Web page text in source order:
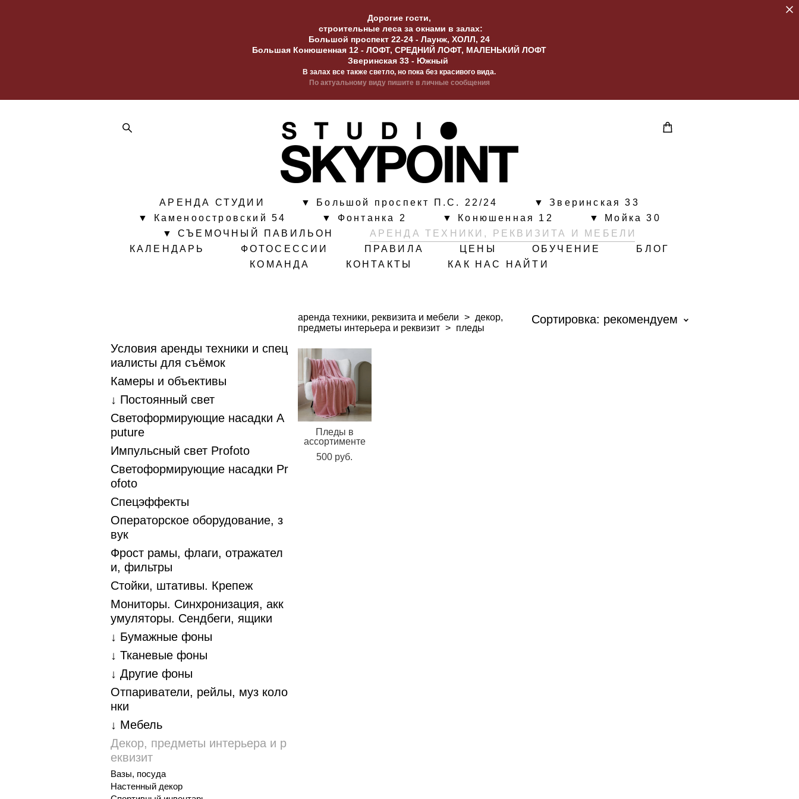
Дорогие гости,
строительные леса за окнами в залах:
Большой проспект 22-24 - Лаунж, ХОЛЛ, 24
Большая Конюшенная 12 - ЛОФТ, СРЕДНИЙ ЛОФТ, МАЛЕНЬКИЙ ЛОФТ
Зверинская 33 - Южный
В залах все также светло, но пока без красивого вида.
По актуальному виду пишите в личные сообщения
АРЕНДА СТУДИИ ▼ Большой проспект П.С. 22/24
▼ Зверинская 33
▼ Каменоостровский 54
▼ Фонтанка 2 ▼ Конюшенная 12
▼ Мойка 30
▼ СЪЕМОЧНЫЙ ПАВИЛЬОН
АРЕНДА ТЕХНИКИ, РЕКВИЗИТА И МЕБЕЛИ
КАЛЕНДАРЬ
ФОТОСЕССИИ ПРАВИЛА ЦЕНЫ ОБУЧЕНИЕ
БЛОГ
КОМАНДА
КОНТАКТЫ КАК НАС НАЙТИ
Условия аренды техники и спец
иалисты для съёмок
Камеры и объективы
↓ Постоянный свет
Светоформирующие насадки A
puture
Импульсный свет Profoto
Светоформирующие насадки Pr
ofoto
Спецэффекты
Операторское оборудование, з
вук
Фрост рамы, флаги, отражател
и, фильтры
Стойки, штативы. Крепеж
Мониторы. Синхронизация, акк
умуляторы. Cендбеги, ящики
↓ Бумажные фоны
↓ Тканевые фоны
↓ Другие фоны
Отпариватели, рейлы, муз коло
нки
↓ Мебель
Декор, предметы интерьера и р
еквизит
Вазы, посуда
Настенный декор
аренда техники, реквизита и мебели > декор,
предметы интерьера и реквизит > пледы
Сортировка: рекомендуем
Пледы в
ассортименте
500 pуб.